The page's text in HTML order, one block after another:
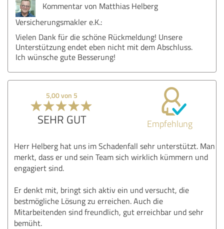
Kommentar von Matthias Helberg
Versicherungsmakler e.K.:
Vielen Dank für die schöne Rückmeldung! Unsere
Unterstützung endet eben nicht mit dem Abschluss.
Ich wünsche gute Besserung!
5,00 von 5
SEHR GUT Empfehlung
Herr Helberg hat uns im Schadenfall sehr unterstützt. Man
merkt, dass er und sein Team sich wirklich kümmern und
engagiert sind.
Er denkt mit, bringt sich aktiv ein und versucht, die
bestmögliche Lösung zu erreichen. Auch die
Mitarbeitenden sind freundlich, gut erreichbar und sehr
bemüht.